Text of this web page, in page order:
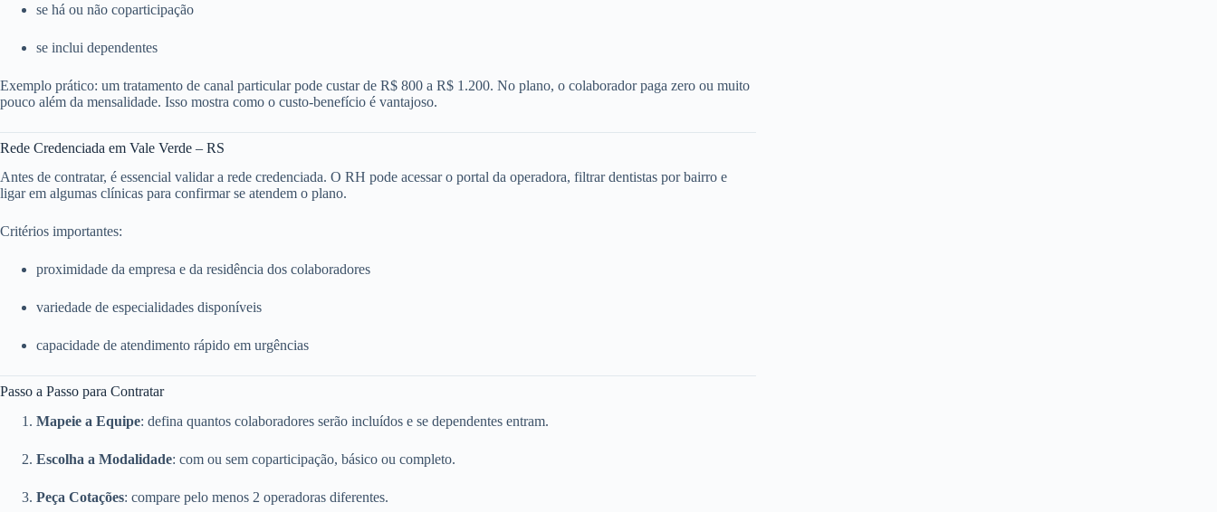
se há ou não coparticipação
se inclui dependentes
Exemplo prático: um tratamento de canal particular pode custar de R$ 800 a R$ 1.200. No plano, o colaborador paga zero ou muito
pouco além da mensalidade. Isso mostra como o custo-benefício é vantajoso.
Rede Credenciada em Vale Verde – RS
Antes de contratar, é essencial validar a rede credenciada. O RH pode acessar o portal da operadora, filtrar dentistas por bairro e
ligar em algumas clínicas para confirmar se atendem o plano.
Critérios importantes:
proximidade da empresa e da residência dos colaboradores
variedade de especialidades disponíveis
capacidade de atendimento rápido em urgências
Passo a Passo para Contratar
Mapeie a Equipe: defina quantos colaboradores serão incluídos e se dependentes entram.
Escolha a Modalidade: com ou sem coparticipação, básico ou completo.
Peça Cotações: compare pelo menos 2 operadoras diferentes.